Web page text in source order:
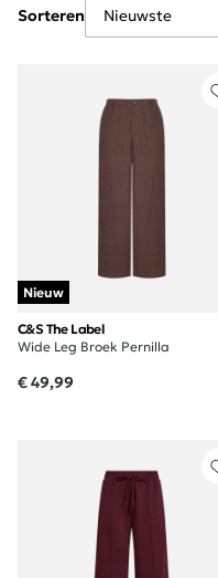
Sorteren
Nieuw
C&S The Label
Wide Leg Broek Pernilla
€ 49,99